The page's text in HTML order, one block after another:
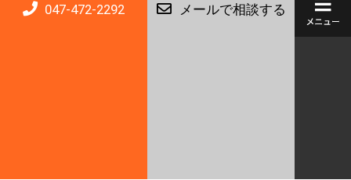
047-472-2292 メールで相談する